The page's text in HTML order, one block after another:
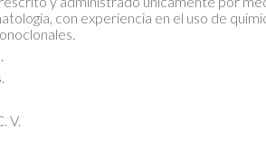
con experiencia en el uso de
V.